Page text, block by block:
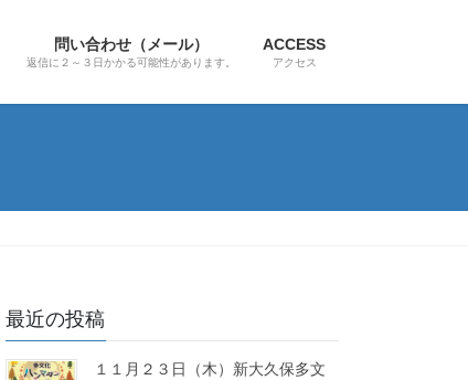
問い合わせ（メール）
返信に２～３日かかる可能性があります。
ACCESS
アクセス
最近の投稿
１１月２３日（木）新大久保多文